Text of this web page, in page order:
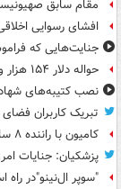
مقام سابق
افشای رسوایی
جنایت‌هایی که
حواله دلار ۱۵۴ هزار و ۴۵۱ تومان شد
نصب کتیبه‌های
تبریک کاربران
کامیون با راننده ۸ ساله در اصفهان توقیف شد
پزشکیان: جنایات
"سوپر ال‌نینو"در راه